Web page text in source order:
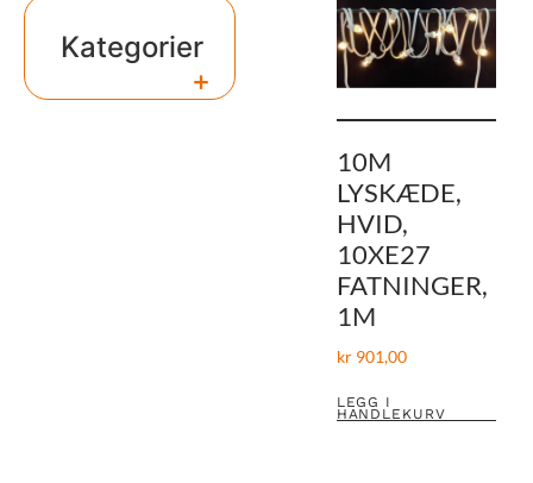
Kategorier
+
10M
LYSKÆDE,
HVID,
10XE27
FATNINGER,
1M
kr901,00
LEGG I
HANDLEKURV